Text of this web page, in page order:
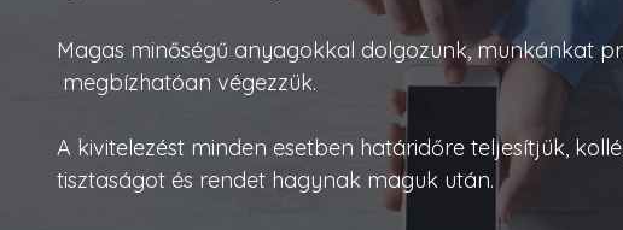
Magas minőségű anyagokkal dolgozunk, munkánkat
megbízhatóan végezzük.
A kivitelezést minden esetben határidőre teljesítjük,
tisztaságot és rendet hagynak maguk után.